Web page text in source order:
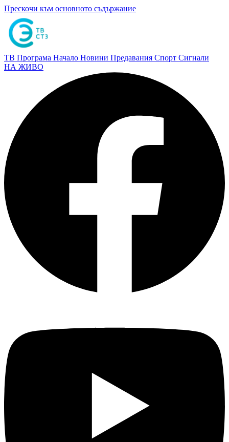
Прескочи към основното съдържание
ТВ Програма Начало Новини Предавания Спорт Сигнали
НА ЖИВО